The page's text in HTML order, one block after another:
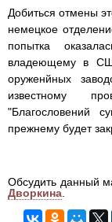
Добиться отмены
немецкое
попытка
владеющему в
оруженйных
известному
"Благословений
прежнему будет
Обсудить данный
Дворкина